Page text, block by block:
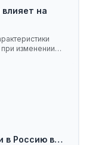
на
изменении
в Россию в…